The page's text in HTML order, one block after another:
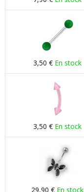
3,50 € En stock
3,50 € En stock
29,90 € En stock